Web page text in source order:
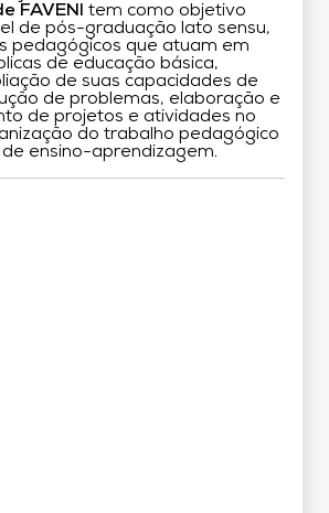
FAVENI
tem como objetivo
de pós-graduação lato sensu,
pedagógicos que atuam em
de educação básica,
de suas capacidades de
de problemas, elaboração e
de projetos e atividades no
do trabalho pedagógico
ensino-aprendizagem.